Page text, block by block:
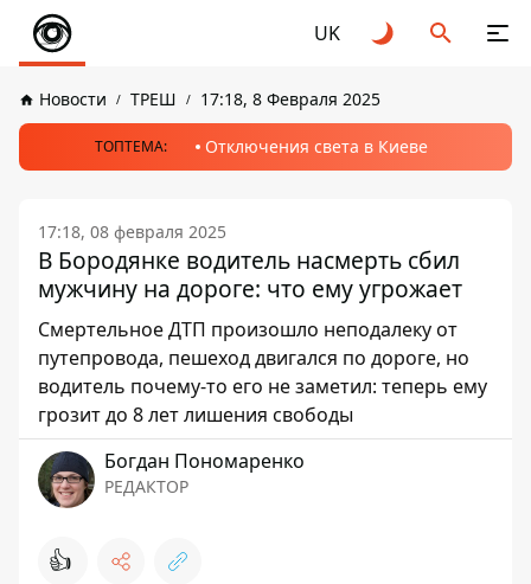
UK
Новости ТРЕШ 17:18, 8 Февраля 2025
ТОПТЕМА: Отключения света в Киеве
17:18, 08 февраля 2025
В Бородянке водитель насмерть сбил
мужчину на дороге: что ему угрожает
Смертельное ДТП произошло неподалеку от
путепровода, пешеход двигался по дороге, но
водитель почему-то его не заметил: теперь ему
грозит до 8 лет лишения свободы
Богдан Пономаренко
РЕДАКТОР
👍